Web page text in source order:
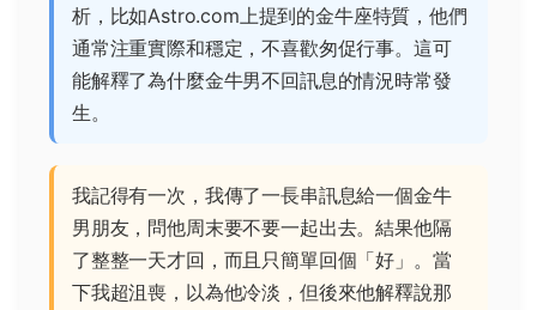
析，比如Astro.com 上提到的金牛座特質，他們
通常注重實際和穩定，不喜歡匆促行事。這可
能解釋了為什麼金牛男不回訊息的情況時常發
生。
我記得有一次，我傳了一長串訊息給一個金牛
男朋友，問他周末要不要一起出去。結果他隔
了整整一天才回，而且只簡單回個「好」。當
下我超沮喪，以為他冷淡，但後來他解釋說那